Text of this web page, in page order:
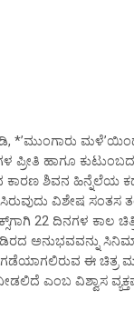
*’ಮುಂಗಾರು
ಹಾಗೂ
ಕಾರಣ ಶಿವನ ಹಿನ್ನೆಲೆಯ
ವಿಶೇಷ ಸಂತಸ
22 ದಿನಗಳ ಕಾಲ
ಅನುಭವವನ್ನು
ಈ
ಎಂಬ ವಿಶ್ವಾಸ